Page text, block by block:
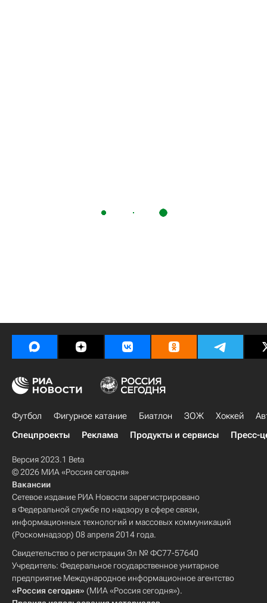
Футбол Фигурное катание Биатлон ЗОЖ Хоккей
Спецпроекты
Реклама Продукты и сервисы Пресс-
Версия 2023.1 Beta
© 2026 МИА «Россия сегодня»
Вакансии
Сетевое издание РИА Новости зарегистрировано
в Федеральной службе по надзору в сфере связи,
информационных технологий и массовых коммуникаций
(Роскомнадзор) 08 апреля 2014 года.
Свидетельство о регистрации Эл № ФС77-57640
Учредитель: Федеральное государственное унитарное
предприятие Международное информационное агентство
«Россия сегодня» (МИА «Россия сегодня»).